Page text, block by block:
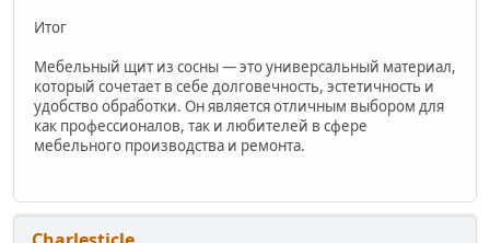
Итог
Мебельный щит из сосны — это универсальный материал,
который сочетает в себе долговечность, эстетичность и
удобство обработки. Он является отличным выбором для
как профессионалов, так и любителей в сфере
мебельного производства и ремонта.